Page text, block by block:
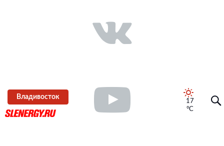
Владивосток
17
°C